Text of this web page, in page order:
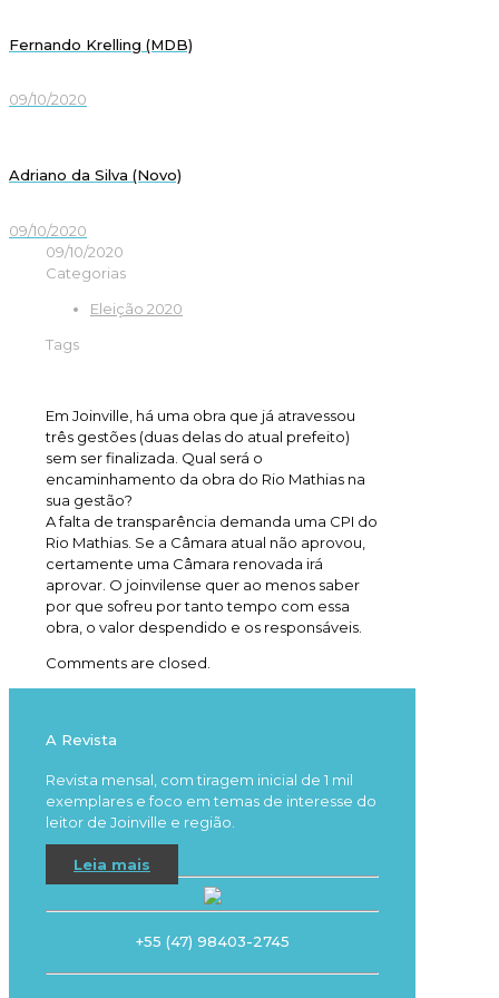
Fernando Krelling (MDB)
09/10/2020
Adriano da Silva (Novo)
09/10/2020
09/10/2020
Categorias
Eleição 2020
Tags
Em Joinville, há uma obra que já atravessou
três gestões (duas delas do atual prefeito)
sem ser finalizada. Qual será o
encaminhamento da obra do Rio Mathias na
sua gestão?
A falta de transparência demanda uma CPI do
Rio Mathias. Se a Câmara atual não aprovou,
certamente uma Câmara renovada irá
aprovar. O joinvilense quer ao menos saber
por que sofreu por tanto tempo com essa
obra, o valor despendido e os responsáveis.
Comments are closed.
A Revista
Revista mensal, com tiragem inicial de 1 mil
exemplares e foco em temas de interesse do
leitor de Joinville e região.
Leia mais
+55 (47) 98403-2745